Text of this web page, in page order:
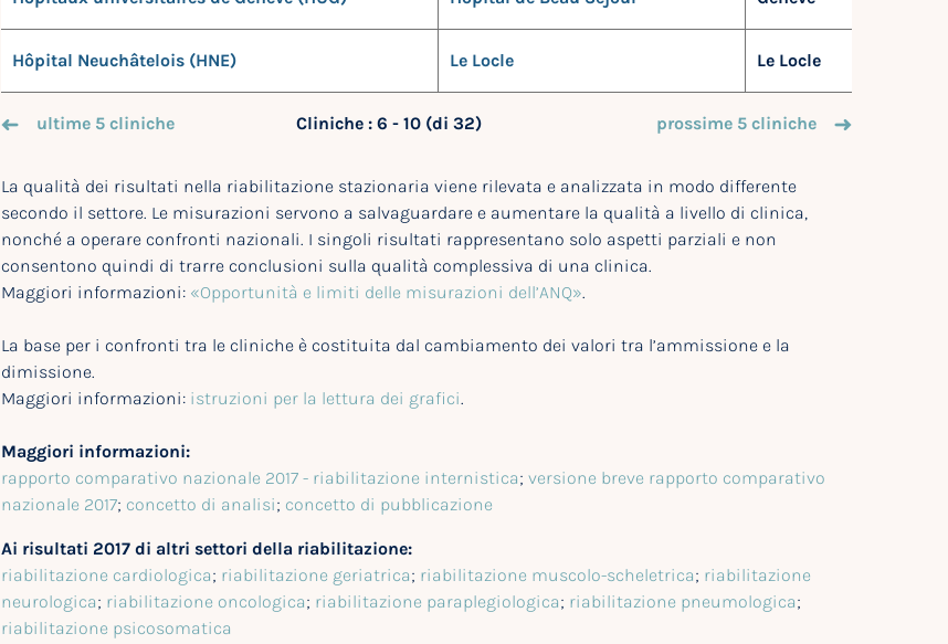
Hôpital Neuchâtelois (HNE) Le Locle Le Locle
ultime 5 cliniche Cliniche : 6 - 10 (di 32) prossime 5 cliniche
La qualità dei risultati nella riabilitazione stazionaria viene rilevata e analizzata in modo differente
secondo il settore. Le misurazioni servono a salvaguardare e aumentare la qualità a livello di clinica,
nonché a operare confronti nazionali. I singoli risultati rappresentano solo aspetti parziali e non
consentono quindi di trarre conclusioni sulla qualità complessiva di una clinica.
Maggiori informazioni: «Opportunità e limiti delle misurazioni dell’ANQ».
La base per i confronti tra le cliniche è costituita dal cambiamento dei valori tra l’ammissione e la
dimissione.
Maggiori informazioni: istruzioni per la lettura dei grafici.
Maggiori informazioni:
rapporto comparativo nazionale 2017 - riabilitazione internistica; versione breve rapporto comparativo
nazionale 2017; concetto di analisi; concetto di pubblicazione
Ai risultati 2017 di altri settori della riabilitazione:
riabilitazione cardiologica; riabilitazione geriatrica; riabilitazione muscolo-scheletrica; riabilitazione
neurologica; riabilitazione oncologica; riabilitazione paraplegiologica; riabilitazione pneumologica;
riabilitazione psicosomatica